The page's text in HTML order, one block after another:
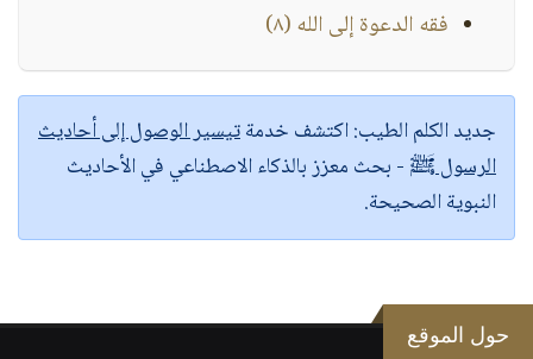
فقه الدعوة إلى الله (٨)
جديد الكلم الطيب:اكتشف خدمةتيسير الوصول إلى أحاديث
الرسول ﷺ - بحث معزز بالذكاء الاصطناعي في الأحاديث
النبوية الصحيحة.
حول الموقع